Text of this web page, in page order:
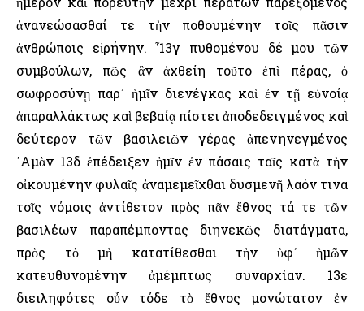
ἀνανεώσασθαί τε τὴν ποθουμένην τοῖς πᾶσιν
ἀνθρώποις εἰρήνην. ῟13γ πυθομένου δέ μου τῶν
συμβούλων, πῶς ἂν ἀχθείη τοῦτο ἐπὶ πέρας, ὁ
σωφροσύνῃ παρ᾿ ἡμῖν διενέγκας καὶ ἐν τῇ εὐνοίᾳ
ἀπαραλλάκτως καὶ βεβαίᾳ πίστει ἀποδεδειγμένος καὶ
δεύτερον τῶν βασιλειῶν γέρας ἀπενηνεγμένος
᾿Αμὰν 13δ ἐπέδειξεν ἡμῖν ἐν πάσαις ταῖς κατὰ τὴν
οἰκουμένην φυλαῖς ἀναμεμεῖχθαι δυσμενῆ λαόν τινα
τοῖς νόμοις ἀντίθετον πρὸς πᾶν ἔθνος τά τε τῶν
βασιλέων παραπέμποντας διηνεκῶς διατάγματα,
πρὸς τὸ μὴ κατατίθεσθαι τὴν ὑφ᾿ ἡμῶν
κατευθυνομένην ἀμέμπτως συναρχίαν. 13ε
διειληφότες οὖν τόδε τὸ ἔθνος μονώτατον ἐν